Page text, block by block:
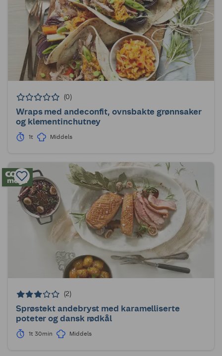
(0)
Wraps med andeconfit, ovnsbakte grønnsaker
og klementinchutney
1t Middels
(2)
Sprøstekt andebryst med karamelliserte
poteter og dansk rødkål
1t 30min Middels